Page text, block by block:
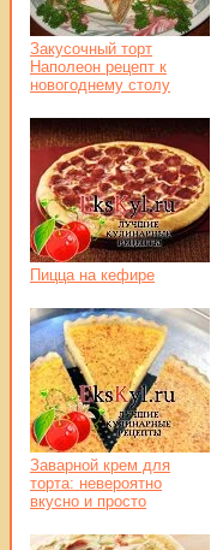
Закусочный торт
Наполеон рецепт к
новогоднему столу
Пицца на кефире
Заварной крем для
торта: невероятно
вкусно и просто